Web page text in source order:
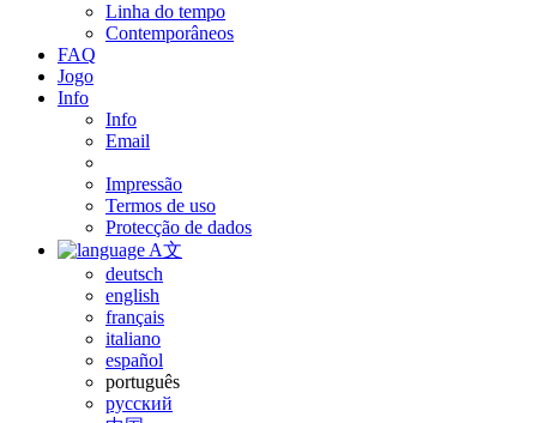
Linha do tempo
Contemporâneos
FAQ
Jogo
Info
Info
Email
Impressão
Termos de uso
Protecção de dados
A文
deutsch
english
français
italiano
español
português
русский